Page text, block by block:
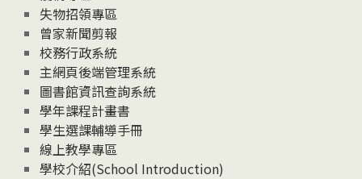
失物招領專區
曾家新聞剪報
校務行政系統
主網頁後端管理系統
圖書館資訊查詢系統
學年課程計畫書
學生選課輔導手冊
線上教學專區
學校介紹(School Introduction)